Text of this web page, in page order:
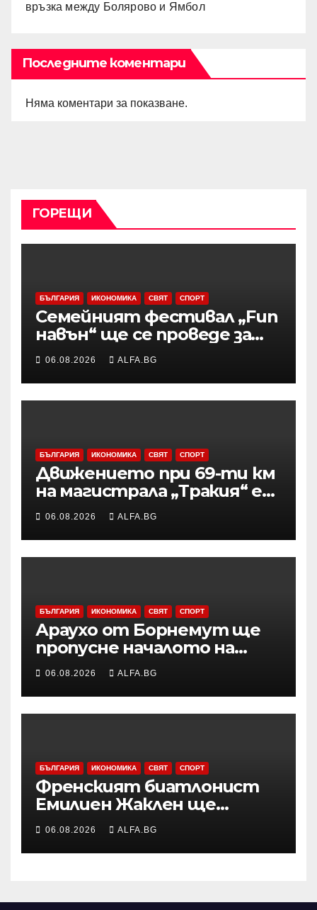
връзка между Болярово и Ямбол
Последните коментари
Няма коментари за показване.
ГОРЕЩИ
БЪЛГАРИЯ ИКОНОМИКА СВЯТ СПОРТ
Семейният фестивал „Fun
навън“ ще се проведе за
осми път в Трявна
06.08.2026 ALFA.BG
БЪЛГАРИЯ ИКОНОМИКА СВЯТ СПОРТ
Движението при 69-ти км
на магистрала „Тракия“ е
затворено заради
възникналия пожар в
района
06.08.2026 ALFA.BG
БЪЛГАРИЯ ИКОНОМИКА СВЯТ СПОРТ
Араухо от Борнемут ще
пропусне началото на
сезона във Висшата лига
заради операция на лявото
бедро
06.08.2026 ALFA.BG
БЪЛГАРИЯ ИКОНОМИКА СВЯТ СПОРТ
Френският биатлонист
Емилиен Жаклен ще
дебютира в
професионалното
колоездене
06.08.2026 ALFA.BG